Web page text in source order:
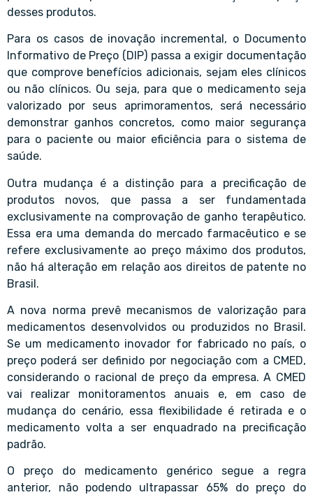
desses produtos.
Para os casos de inovação incremental, o Documento
Informativo de Preço (DIP) passa a exigir documentação
que comprove benefícios adicionais, sejam eles clínicos
ou não clínicos. Ou seja, para que o medicamento seja
valorizado por seus aprimoramentos, será necessário
demonstrar ganhos concretos, como maior segurança
para o paciente ou maior eficiência para o sistema de
saúde.
Outra mudança é a distinção para a precificação de
produtos novos, que passa a ser fundamentada
exclusivamente na comprovação de ganho terapêutico.
Essa era uma demanda do mercado farmacêutico e se
refere exclusivamente ao preço máximo dos produtos,
não há alteração em relação aos direitos de patente no
Brasil.
A nova norma prevê mecanismos de valorização para
medicamentos desenvolvidos ou produzidos no Brasil.
Se um medicamento inovador for fabricado no país, o
preço poderá ser definido por negociação com a CMED,
considerando o racional de preço da empresa. A CMED
vai realizar monitoramentos anuais e, em caso de
mudança do cenário, essa flexibilidade é retirada e o
medicamento volta a ser enquadrado na precificação
padrão.
O preço do medicamento genérico segue a regra
anterior, não podendo ultrapassar 65% do preço do